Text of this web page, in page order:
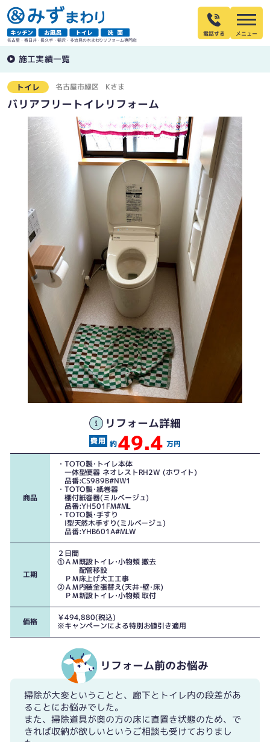
名古屋・春日井・長久手・稲沢・多治見の水まわりリフォーム専門店
電話する
施工実績一覧
トイレ 名古屋市緑区 Kさま
バリアフリートイレリフォーム
リフォーム詳細
約49.4 万円
商品
・TOTO製･トイレ本体
一体型便器 ネオレストRH2W (ホワイト)
品番:CS989B#NW1
・TOTO製･紙巻器
棚付紙巻器(ミルベージュ)
品番:YH501FM#ML
・TOTO製･手すり
I型天然木手すり(ミルベージュ)
品番:YHB601A#MLW
工期
２日間
①ＡＭ既設トイレ･小物類 撤去
配管移設
ＰＭ床上げ大工工事
②ＡＭ内装全張替え(天井･壁･床)
ＰＭ新設トイレ･小物類 取付
価格
￥494,880(税込)
※キャンペーンによる特別お値引き適用
リフォーム前のお悩み
掃除が大変ということと、廊下とトイレ内の段差があ
ることにお悩みでした。
また、掃除道具が奥の方の床に直置き状態のため、で
きれば収納が欲しいというご相談も受けておりまし
入り口扉の段差